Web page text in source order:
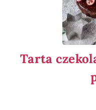
Tarta